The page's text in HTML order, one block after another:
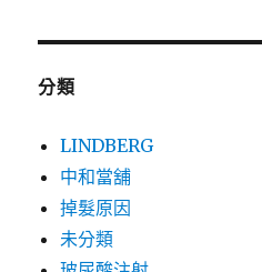
分類
LINDBERG
中和當舖
掉髮原因
未分類